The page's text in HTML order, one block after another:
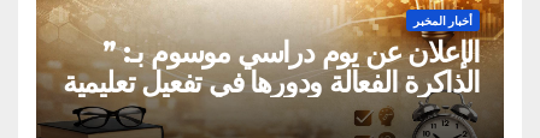
أخبار المخبر
الإعلان عن يوم دراسي موسوم بـ: ”
الذاكرة الفعالة ودورها في تفعيل تعليمية
القراءة السريعة والقراءة التصويرية”